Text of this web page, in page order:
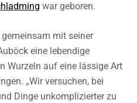
war geboren.
mit seiner
eine lebendige
Wurzeln auf eine lässige Art
„Wir versuchen, bei
Dinge unkomplizierter zu